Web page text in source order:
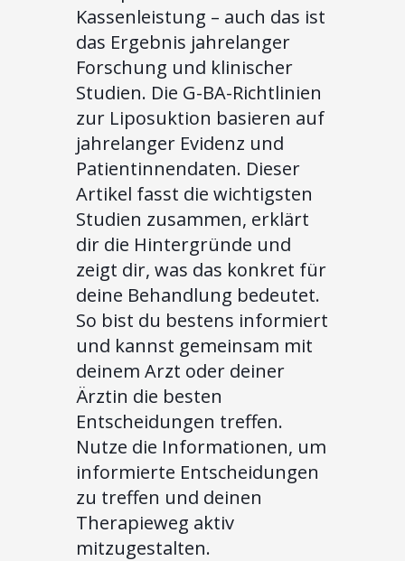
Kassenleistung – auch das ist
das Ergebnis jahrelanger
Forschung und klinischer
Studien. Die G-BA-Richtlinien
zur Liposuktion basieren auf
jahrelanger Evidenz und
Patientinnendaten. Dieser
Artikel fasst die wichtigsten
Studien zusammen, erklärt
dir die Hintergründe und
zeigt dir, was das konkret für
deine Behandlung bedeutet.
So bist du bestens informiert
und kannst gemeinsam mit
deinem Arzt oder deiner
Ärztin die besten
Entscheidungen treffen.
Nutze die Informationen, um
informierte Entscheidungen
zu treffen und deinen
Therapieweg aktiv
mitzugestalten.